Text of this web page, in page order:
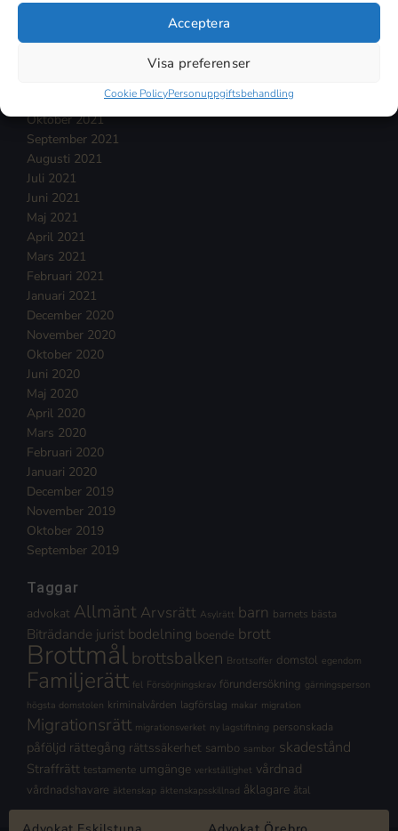
Acceptera
Visa preferenser
Cookie PolicyPersonuppgiftsbehandling
Februari 2022
November 2021
Oktober 2021
September 2021
Augusti 2021
Juli 2021
Juni 2021
Maj 2021
April 2021
Mars 2021
Februari 2021
Januari 2021
December 2020
November 2020
Oktober 2020
Juni 2020
Maj 2020
April 2020
Mars 2020
Februari 2020
Januari 2020
December 2019
November 2019
Oktober 2019
September 2019
Taggar
advokat Allmänt Arvsrätt Asylrätt barn barnets bästa
Biträdande jurist bodelning boende brott
Brottmålbrottsbalken Brottsoffer domstol egendom
Familjerätt fel Försörjningskrav förundersökning gärningsperson
högsta domstolen kriminalvården lagförslag makar migration
Migrationsrätt migrationsverket ny lagstiftning personskada
påföljd rättegång rättssäkerhet sambo sambor skadestånd
Straffrätt testamente umgänge verkställighet vårdnad
vårdnadshavare äktenskap äktenskapsskillnad åklagare åtal